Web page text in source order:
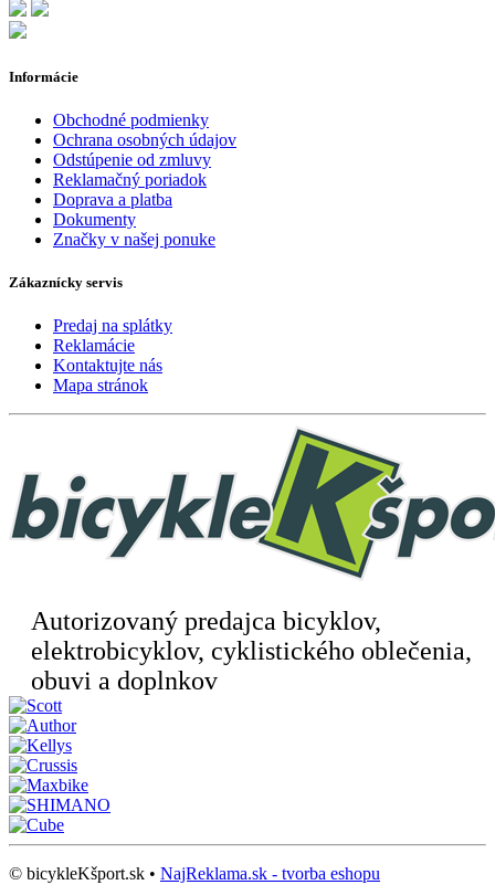
Informácie
Obchodné podmienky
Ochrana osobných údajov
Odstúpenie od zmluvy
Reklamačný poriadok
Doprava a platba
Dokumenty
Značky v našej ponuke
Zákaznícky servis
Predaj na splátky
Reklamácie
Kontaktujte nás
Mapa stránok
Autorizovaný predajca bicyklov,
elektrobicyklov, cyklistického oblečenia,
obuvi a doplnkov
© bicykleKšport.sk • NajReklama.sk - tvorba eshopu